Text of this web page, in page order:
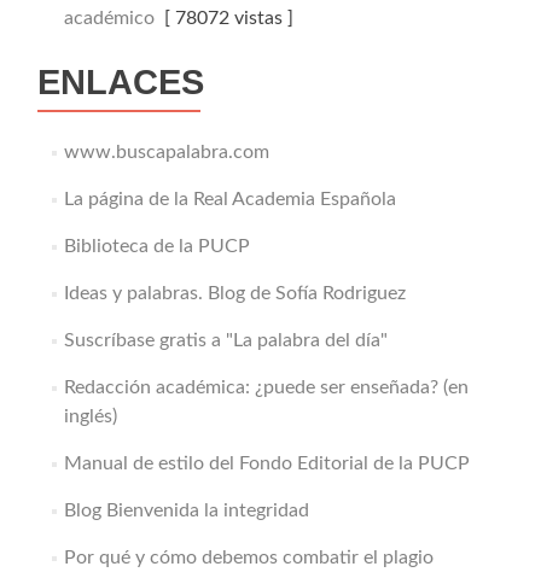
académico[ 78072 vistas ]
ENLACES
www.buscapalabra.com
La página de la Real Academia Española
Biblioteca de la PUCP
Ideas y palabras. Blog de Sofía Rodriguez
Suscríbase gratis a "La palabra del día"
Redacción académica: ¿puede ser enseñada? (en
inglés)
Manual de estilo del Fondo Editorial de la PUCP
Blog Bienvenida la integridad
Por qué y cómo debemos combatir el plagio